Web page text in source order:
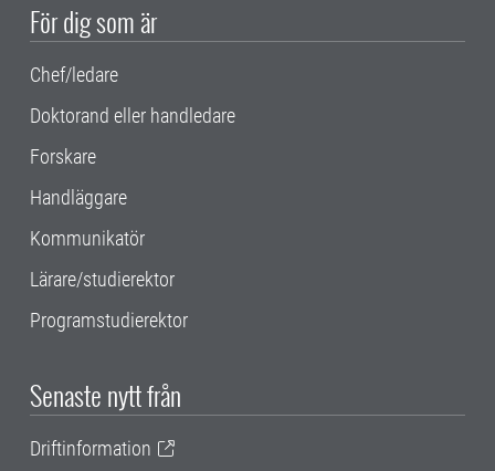
För dig som är
Chef/ledare
Doktorand eller handledare
Forskare
Handläggare
Kommunikatör
Lärare/studierektor
Programstudierektor
Senaste nytt från
Driftinformation